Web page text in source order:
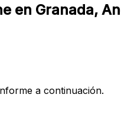
en Granada,
a continuación.